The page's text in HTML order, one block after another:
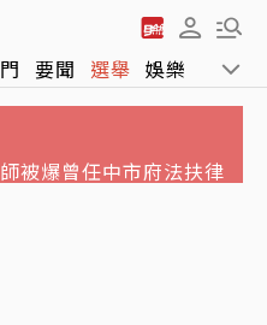
要聞 選舉 娛樂 運動
被爆曾任中市府法扶律